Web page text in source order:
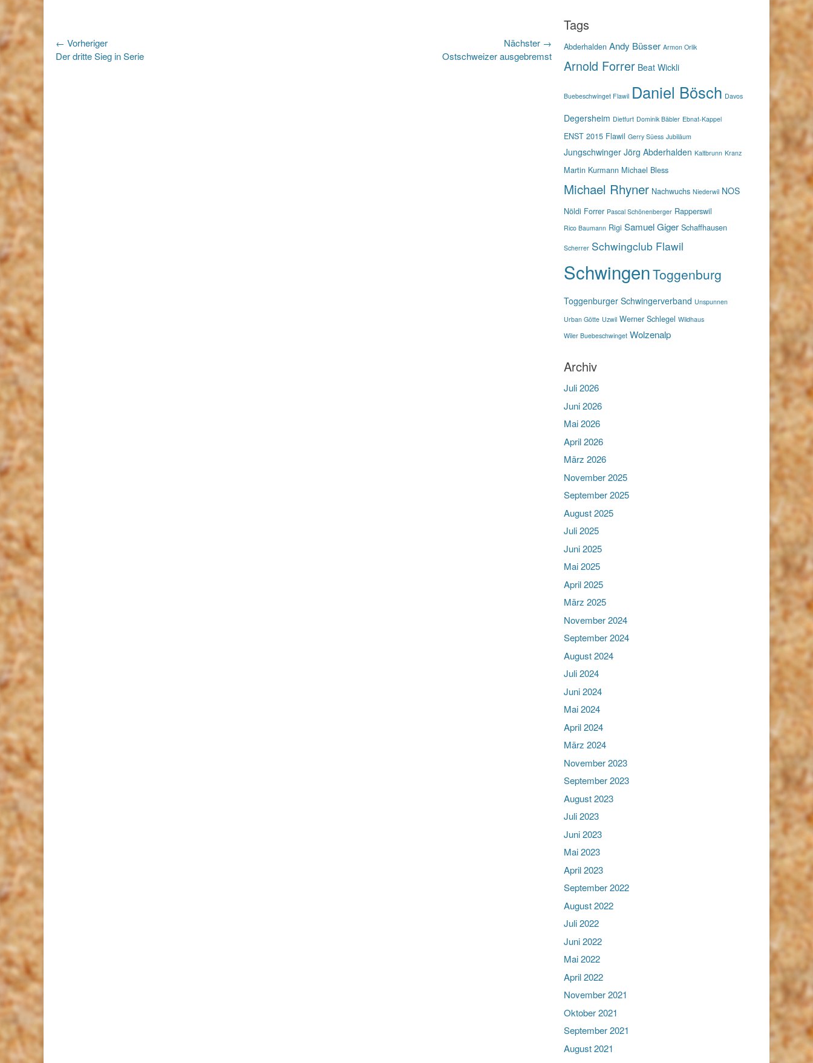
Beitragsnavigation
← Vorheriger
Vorheriger
Der dritte Sieg in Serie
Nächster →
Ostschweizer ausgebremst
Tags
Abderhalden Andy Büsser Armon Orlik
Arnold Forrer Beat Wickli
Buebeschwinget Flawil Daniel Bösch Davos
Degersheim Dietfurt Dominik Bäbler Ebnat-Kappel
ENST 2015 Flawil Gerry Süess Jubiläum
Jungschwinger Jörg Abderhalden Kaltbrunn Kranz
Martin Kurmann Michael Bless
Michael Rhyner Nachwuchs Niederwil NOS
Nöldi Forrer Pascal Schönenberger Rapperswil
Rico Baumann Rigi Samuel Giger Schaffhausen
Scherrer Schwingclub Flawil
SchwingenToggenburg
Toggenburger Schwingerverband Unspunnen
Urban Götte Uzwil Werner Schlegel Wildhaus
Wiler Buebeschwinget Wolzenalp
Archiv
Juli 2026
Juni 2026
Mai 2026
April 2026
März 2026
November 2025
September 2025
August 2025
Juli 2025
Juni 2025
Mai 2025
April 2025
März 2025
November 2024
September 2024
August 2024
Juli 2024
Juni 2024
Mai 2024
April 2024
März 2024
November 2023
September 2023
August 2023
Juli 2023
Juni 2023
Mai 2023
April 2023
September 2022
August 2022
Juli 2022
Juni 2022
Mai 2022
April 2022
November 2021
Oktober 2021
September 2021
August 2021